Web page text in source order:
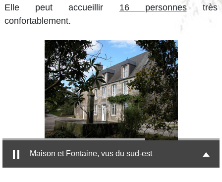
Elle peut accueillir 16 personnestrès
confortablement.
Maison et Fontaine, vus du sud-est